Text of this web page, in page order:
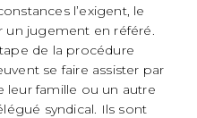
l’exigent, le
un jugement en référé.
de la procédure
se faire assister par
leur famille ou un autre
syndical. Ils sont